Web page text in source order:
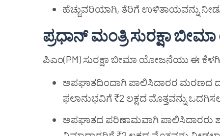
ಹೆಚ್ಚುವರಿಯಾಗಿ, ತೆರಿಗೆ ಉಳಿತಾಯವನ್ನು
ಪ್ರಧಾನ್ ಮಂತ್ರಿ ಸುರಕ್ಷಾ
ಪಿಎಂ(PM) ಸುರಕ್ಷಾ ಬೀಮಾ ಯೋಜನೆಯು ಈ
ಅಪಘಾತದಿಂದಾಗಿ ಪಾಲಿಸಿದಾರರ ಮರಣದ
ಫಲಾನುಭವಿಗೆ ₹2 ಲಕ್ಷದ ಮೊತ್ತವನ್ನು
ಅಪಘಾತದ ಪರಿಣಾಮವಾಗಿ ಪಾಲಿಸಿದಾರರು